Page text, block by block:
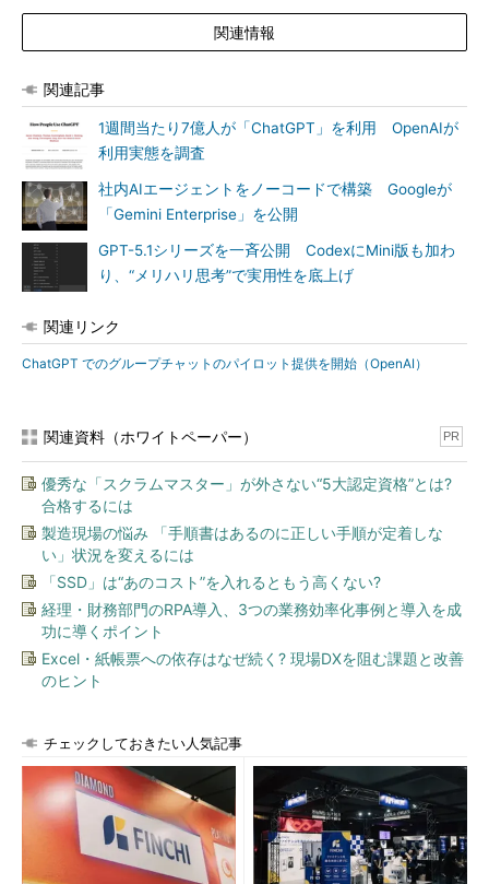
関連情報
関連記事
1週間当たり7億人が「ChatGPT」を利用 OpenAIが
利用実態を調査
社内AIエージェントをノーコードで構築 Googleが
「Gemini Enterprise」を公開
GPT-5.1シリーズを一斉公開 CodexにMini版も加わ
り、“メリハリ思考”で実用性を底上げ
関連リンク
ChatGPT でのグループチャットのパイロット提供を開始（OpenAI）
関連資料（ホワイトペーパー） PR
優秀な「スクラムマスター」が外さない“5大認定資格”とは?
合格するには
製造現場の悩み 「手順書はあるのに正しい手順が定着しな
い」状況を変えるには
「SSD」は“あのコスト”を入れるともう高くない?
経理・財務部門のRPA導入、3つの業務効率化事例と導入を成
功に導くポイント
Excel・紙帳票への依存はなぜ続く? 現場DXを阻む課題と改善
のヒント
チェックしておきたい人気記事